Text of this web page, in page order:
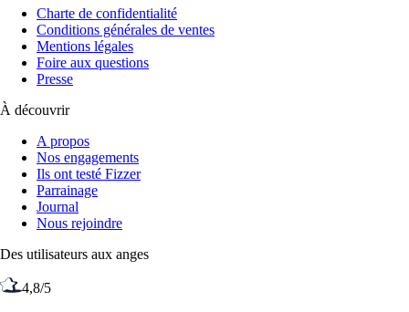
Charte de confidentialité
Conditions générales de ventes
Mentions légales
Foire aux questions
Presse
À découvrir
A propos
Nos engagements
Ils ont testé Fizzer
Parrainage
Journal
Nous rejoindre
Des utilisateurs aux anges
4,8/5